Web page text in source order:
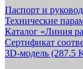
Паспорт и
Технические
Каталог «Линия
Сертификат
3D-модель (287.5